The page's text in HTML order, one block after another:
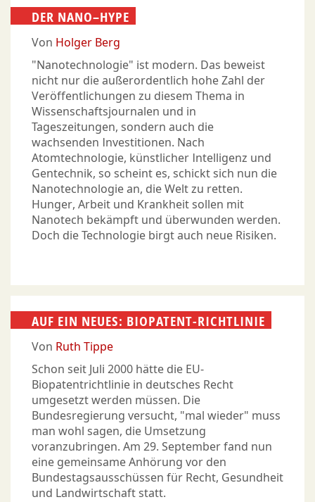
DER NANO–HYPE
Von Holger Berg
"Nanotechnologie" ist modern. Das beweist
nicht nur die außerordentlich hohe Zahl der
Veröffentlichungen zu diesem Thema in
Wissenschaftsjournalen und in
Tageszeitungen, sondern auch die
wachsenden Investitionen. Nach
Atomtechnologie, künstlicher Intelligenz und
Gentechnik, so scheint es, schickt sich nun die
Nanotechnologie an, die Welt zu retten.
Hunger, Arbeit und Krankheit sollen mit
Nanotech bekämpft und überwunden werden.
Doch die Technologie birgt auch neue Risiken.
AUF EIN NEUES: BIOPATENT-RICHTLINIE
Von Ruth Tippe
Schon seit Juli 2000 hätte die EU-
Biopatentrichtlinie in deutsches Recht
umgesetzt werden müssen. Die
Bundesregierung versucht, "mal wieder" muss
man wohl sagen, die Umsetzung
voranzubringen. Am 29. September fand nun
eine gemeinsame Anhörung vor den
Bundestagsausschüssen für Recht, Gesundheit
und Landwirtschaft statt.